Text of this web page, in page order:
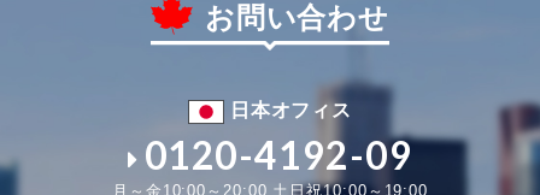
お問い合わせ
日本オフィス
0120-4192-09
月～金10:00～20:00 土日祝10:00～19:00